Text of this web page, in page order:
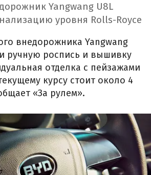
Yangwang U8L
уровня Rolls-Royce
внедорожника Yangwang
ручную роспись и вышивку
отделка с пейзажами
курсу стоит около 4
«За рулем».